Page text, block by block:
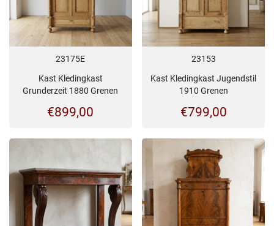
23175E
Kast Kledingkast
Grunderzeit 1880 Grenen
€899,00
23153
Kast Kledingkast Jugendstil
1910 Grenen
€799,00